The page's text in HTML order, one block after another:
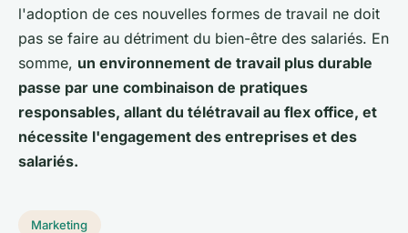
l'adoption de ces nouvelles formes de travail ne doit
pas se faire au détriment du bien-être des salariés. En
somme, un environnement de travail plus durable
passe par une combinaison de pratiques
responsables, allant du télétravail au flex office, et
nécessite l'engagement des entreprises et des
salariés.
Marketing